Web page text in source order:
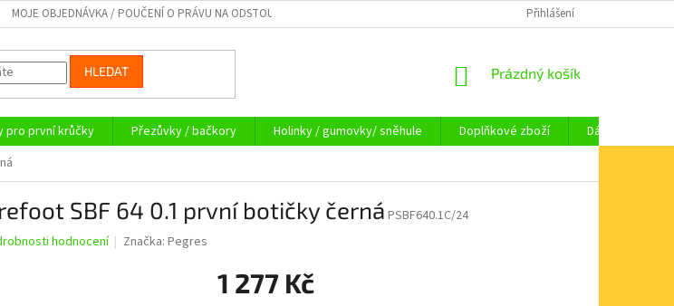
MOJE OBJEDNÁVKA / POUČENÍ O PRÁVU NA ODSTOUPENÍ OD SMLOUVY KAMENNÁ PRODEJNA
Přihlášení
HLEDAT
NÁKUPNÍ
Prázdný košík
pro první krůčky Přezůvky / bačkory Holinky / gumovky/ sněhule Doplňkové zboží
Dárkové
SBF 64 0.1 první botičky černáPSBF640.1C/24
hodnocení Značka:Pegres
1 277 Kč